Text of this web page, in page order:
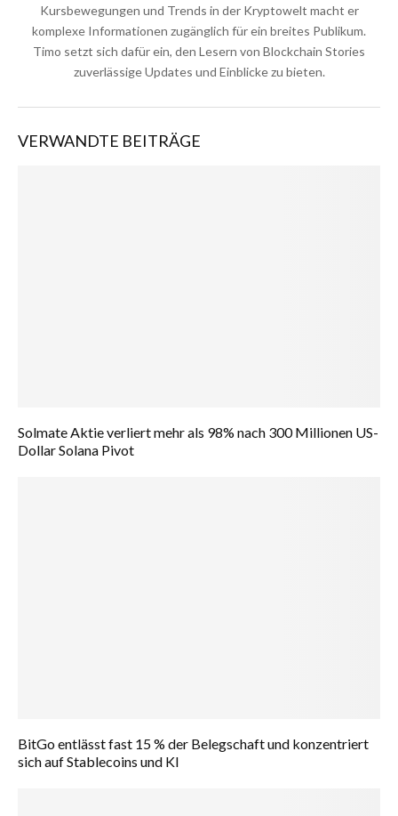
Kursbewegungen und Trends in der Kryptowelt macht er
komplexe Informationen zugänglich für ein breites Publikum.
Timo setzt sich dafür ein, den Lesern von Blockchain Stories
zuverlässige Updates und Einblicke zu bieten.
VERWANDTE BEITRÄGE
Solmate Aktie verliert mehr als 98% nach 300 Millionen US-
Dollar Solana Pivot
BitGo entlässt fast 15 % der Belegschaft und konzentriert
sich auf Stablecoins und KI